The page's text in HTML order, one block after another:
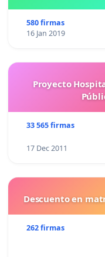
580 firmas
16 Jan 2019
Proyecto
33 565 firmas
17 Dec 2011
Descuento en
262 firmas